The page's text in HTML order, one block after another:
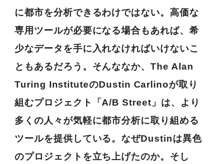
に都市を分析できるわけではない。高価な
専用ツールが必要になる場合もあれば、希
少なデータを手に入れなければいけないこ
ともあるだろう。そんななか、The Alan
Turing InstituteのDustin Carlinoが取り
組むプロジェクト「A/B Street」は、より
多くの人々が気軽に都市分析に取り組める
ツールを提供している。なぜDustinは異色
のプロジェクトを立ち上げたのか。そし